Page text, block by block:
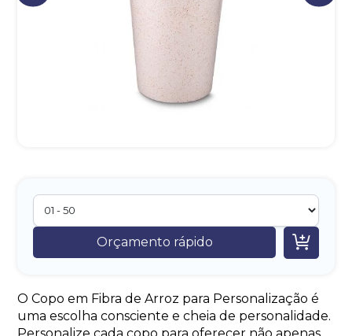
Orçamento rápido 
O Copo em Fibra de Arroz para Personalização é
uma escolha consciente e cheia de personalidade.
Iniciar conversa